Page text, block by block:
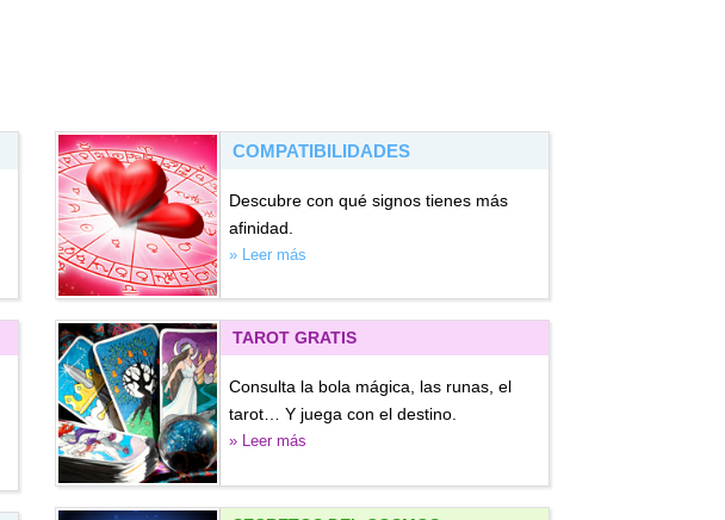
COMPATIBILIDADES
Descubre con qué signos tienes más
afinidad.
» Leer más
TAROT GRATIS
Consulta la bola mágica, las runas, el
tarot… Y juega con el destino.
» Leer más